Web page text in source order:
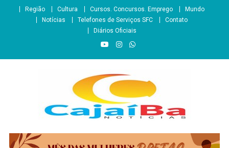
Região Cultura Cursos. Concursos. Emprego
Mundo
Notícias
Telefones de Serviços SFC
Contato
Diários Oficiais
CajaíbaNotícias